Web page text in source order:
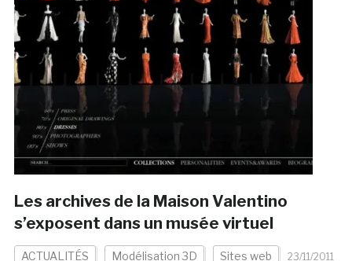
Les archives de la Maison Valentino
s’exposent dans un musée virtuel
ACTUALITÉS Modélisation 3D Sites web
23/11/2011